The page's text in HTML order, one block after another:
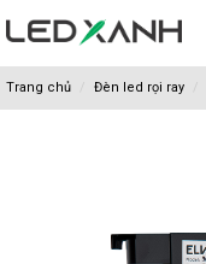
Trang chủ Đèn led rọi ray